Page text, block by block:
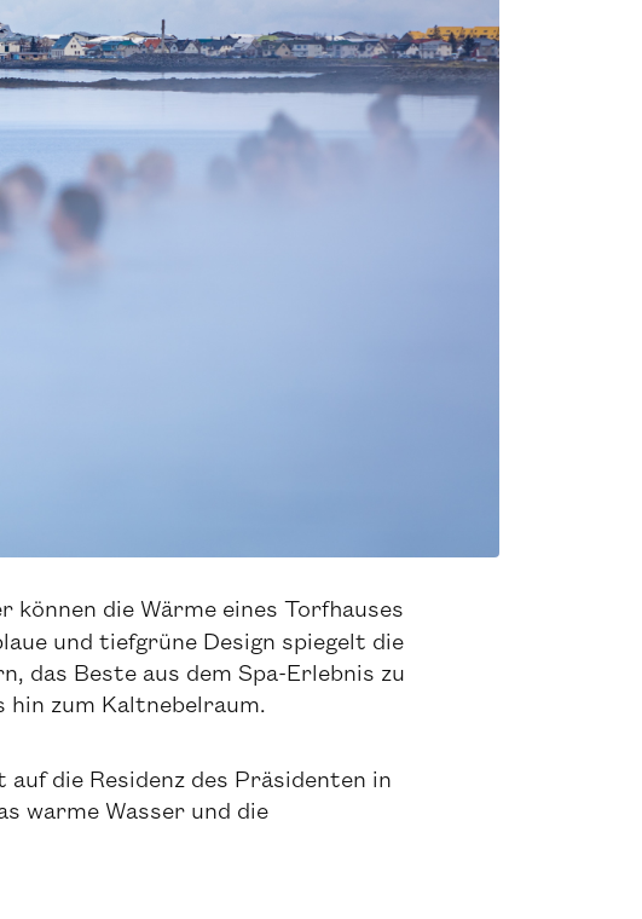
die Wärme eines Torfhauses
und tiefgrüne Design spiegelt die
das Beste aus dem Spa-Erlebnis zu
hin zum Kaltnebelraum.
die Residenz des Präsidenten in
warme Wasser und die